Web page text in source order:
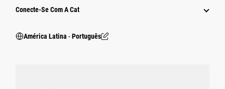
Conecte-Se Com A Cat
América Latina ‧ Português